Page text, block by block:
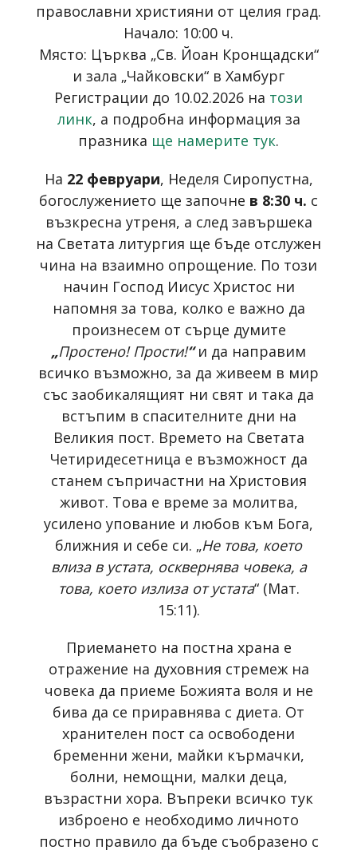
православни християни от целия град.
Начало: 10:00 ч.
Място: Църква „Св. Йоан Кронщадски“
и зала „Чайковски“ в Хамбург
Регистрации до 10.02.2026 на този
линк, а подробна информация за
празника ще намерите тук.
На 22 февруари, Неделя Сиропустна,
богослужението ще започне в 8:30 ч. с
възкресна утреня, а след завършека
на Светата литургия ще бъде отслужен
чина на взаимно опрощение. По този
начин Господ Иисус Христос ни
напомня за това, колко е важно да
произнесем от сърце думите
„Простено! Прости!“и да направим
всичко възможно, за да живеем в мир
със заобикалящият ни свят и така да
встъпим в спасителните дни на
Великия пост. Времето на Светата
Четиридесетница е възможност да
станем съпричастни на Христовия
живот. Това е време за молитва,
усилено упование и любов към Бога,
ближния и себе си. „Не това, което
влиза в устата, осквернява човека, а
това, което излиза от устата“ (Мат.
15:11).
Приемането на постна храна е
отражение на духовния стремеж на
човека да приеме Божията воля и не
бива да се приравнява с диета. От
хранителен пост са освободени
бременни жени, майки кърмачки,
болни, немощни, малки деца,
възрастни хора. Въпреки всичко тук
изброено е необходимо личното
постно правило да бъде съобразено с